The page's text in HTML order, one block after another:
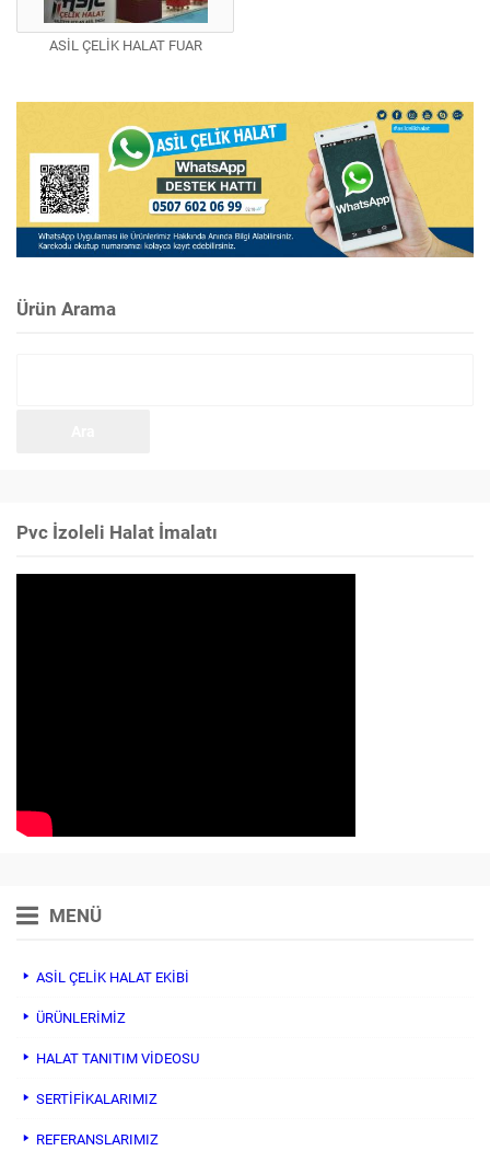
ASİL ÇELİK HALAT FUAR
Ürün Arama
Pvc İzoleli Halat İmalatı
MENÜ
ASİL ÇELİK HALAT EKİBİ
ÜRÜNLERİMİZ
HALAT TANITIM VIDEOSU
SERTİFİKALARIMIZ
REFERANSLARIMIZ